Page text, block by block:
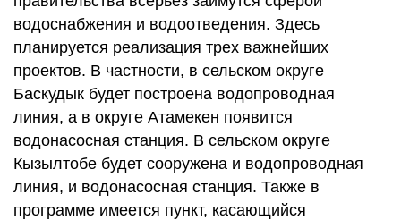
водоснабжения и водоотведения. Здесь
планируется реализация трех важнейших
проектов. В частности, в сельском округе
Баскудык будет построена водопроводная
линия, а в округе Атамекен появится
водонасосная станция. В сельском округе
Кызылтобе будет сооружена и водопроводная
линия, и водонасосная станция. Также в
программе имеется пункт, касающийся